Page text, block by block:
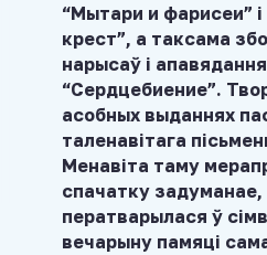
“Мытари и фарисеи”
крест”, а таксама
нарысаў і
“Сердцебиение”.
асобных выданнях
таленавітага
Менавіта таму
спачатку
ператварылася ў
вечарыну памяці